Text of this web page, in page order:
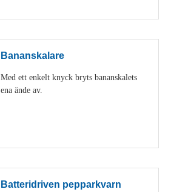
Bananskalare
Med ett enkelt knyck bryts bananskalets
ena ände av.
Batteridriven pepparkvarn